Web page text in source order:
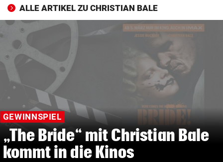
ALLE ARTIKEL ZU CHRISTIAN BALE
GEWINNSPIEL
„The Bride“ mit Christian Bale
kommt in die Kinos